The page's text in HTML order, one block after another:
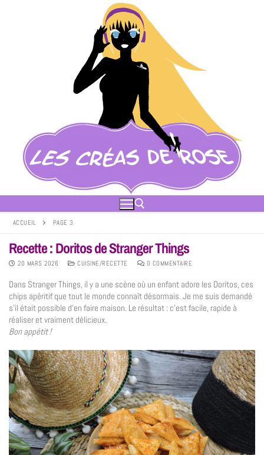
ACCUEIL PAGE 3
Recette : Doritos de Stranger Things
20 MARS 2026 CUISINE/RECETTE 0 COMMENTAIRE
Dans Stranger Things, il y a une scène où un enfant adore les Doritos, ces
chips apéritif que tout le monde connaît désormais. Je me suis demandé
s’il était possible d’en faire maison. Le résultat : c’est facile, rapide à
réaliser et vraiment délicieux.
Bon appétit !